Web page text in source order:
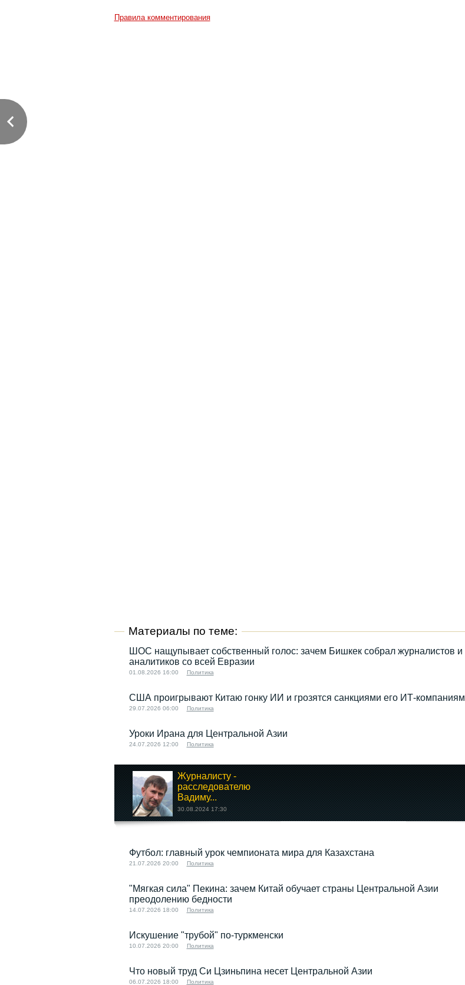
Правила комментирования
Материалы по теме:
ШОС нащупывает собственный голос: зачем Бишкек собрал журналистов и
аналитиков со всей Евразии
01.08.2026 16:00 Политика
США проигрывают Китаю гонку ИИ и грозятся санкциями его ИТ-компаниям
29.07.2026 06:00 Политика
Уроки Ирана для Центральной Азии
24.07.2026 12:00 Политика
Журналисту -
расследователю
Вадиму...
30.08.2024 17:30
09.02.2023 20:00
Футбол: главный урок чемпионата мира для Казахстана
21.07.2026 20:00 Политика
"Мягкая сила" Пекина: зачем Китай обучает страны Центральной Азии
преодолению бедности
14.07.2026 18:00 Политика
Искушение "трубой" по-туркменски
10.07.2026 20:00 Политика
Что новый труд Си Цзиньпина несет Центральной Азии
06.07.2026 18:00 Политика